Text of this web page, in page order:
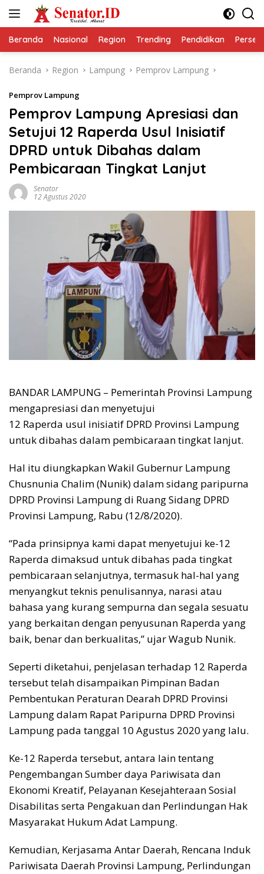
Beranda Nasional Region Trending Pendidikan
Beranda Region Lampung Pemprov Lampung
Pemprov Lampung
Pemprov Lampung Apresiasi dan
Setujui 12 Raperda Usul Inisiatif
DPRD untuk Dibahas dalam
Pembicaraan Tingkat Lanjut
Senator
12 Agustus 2020
BANDAR LAMPUNG – Pemerintah Provinsi Lampung
mengapresiasi dan menyetujui
12 Raperda usul inisiatif DPRD Provinsi Lampung
untuk dibahas dalam pembicaraan tingkat lanjut.
Hal itu diungkapkan Wakil Gubernur Lampung
Chusnunia Chalim (Nunik) dalam sidang paripurna
DPRD Provinsi Lampung di Ruang Sidang DPRD
Provinsi Lampung, Rabu (12/8/2020).
“Pada prinsipnya kami dapat menyetujui ke-12
Raperda dimaksud untuk dibahas pada tingkat
pembicaraan selanjutnya, termasuk hal-hal yang
menyangkut teknis penulisannya, narasi atau
bahasa yang kurang sempurna dan segala sesuatu
yang berkaitan dengan penyusunan Raperda yang
baik, benar dan berkualitas,” ujar Wagub Nunik.
Seperti diketahui, penjelasan terhadap 12 Raperda
tersebut telah disampaikan Pimpinan Badan
Pembentukan Peraturan Dearah DPRD Provinsi
Lampung dalam Rapat Paripurna DPRD Provinsi
Lampung pada tanggal 10 Agustus 2020 yang lalu.
Ke-12 Raperda tersebut, antara lain tentang
Pengembangan Sumber daya Pariwisata dan
Ekonomi Kreatif, Pelayanan Kesejahteraan Sosial
Disabilitas serta Pengakuan dan Perlindungan Hak
Masyarakat Hukum Adat Lampung.
Kemudian, Kerjasama Antar Daerah, Rencana Induk
Pariwisata Daerah Provinsi Lampung, Perlindungan